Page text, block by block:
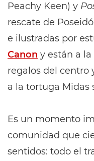
Peachy Keen) y
rescate de
e ilustradas por
Canon y están a
regalos del centro
a la tortuga Midas
Es un momento
comunidad que
sentidos: todo el